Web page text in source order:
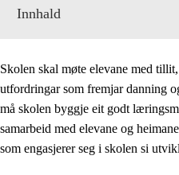
Innhald
Skolen skal møte elevane med
utfordringar som fremjar danning
må skolen byggje eit godt
samarbeid med elevane og
som engasjerer seg i skolen si